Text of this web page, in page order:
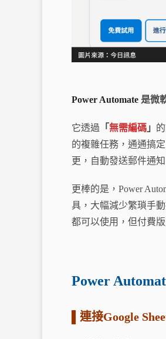
Power Automate 是微
它透過 「無需編碼 」
的複雜任務，通通搞定
更，自動發送郵件通
更棒的是，Power
具，大幅減少繁瑣手
都可以使用，但付費
Power
▌連接Google